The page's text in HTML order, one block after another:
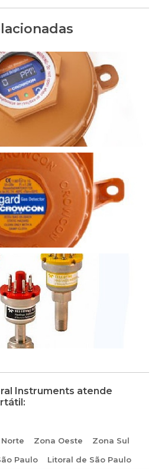
Instruments atende
Zona Oeste
Zona Sul
Paulo Litoral de São Paulo